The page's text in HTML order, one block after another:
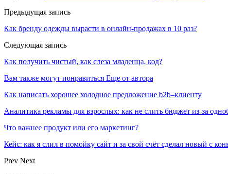
Предыдущая запись
Как бренду одежды вырасти в онлайн-продажах в 10 раз?
Следующая запись
Как получить чистый, как слеза младенца, код?
Вам также могут понравиться Еще от автора
Как написать хорошее холодное предложение b2b–клиенту
Аналитика рекламы для взрослых: как не слить бюджет из-за
Что важнее продукт или его маркетинг?
Кейс: как я слил в помойку сайт и за свой счёт сделал новый с
Prev Next